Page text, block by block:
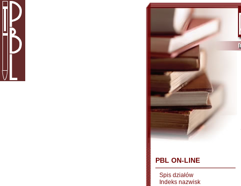
PBL ON-LINE
Spis działów
Indeks nazwisk